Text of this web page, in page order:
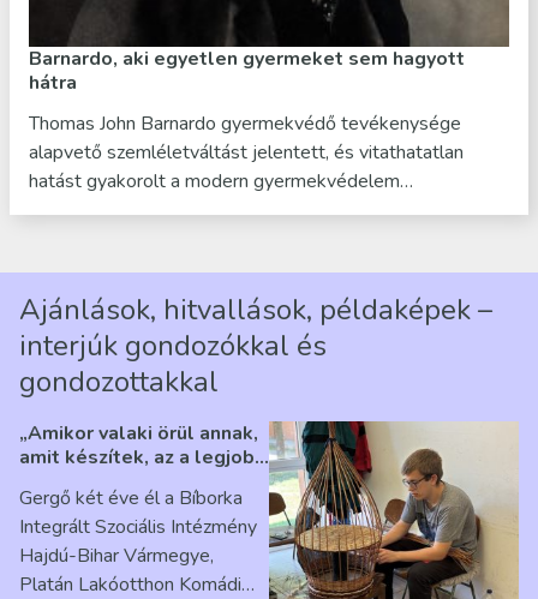
Barnardo, aki egyetlen gyermeket sem hagyott
hátra
Thomas John Barnardo gyermekvédő tevékenysége
alapvető szemléletváltást jelentett, és vitathatatlan
hatást gyakorolt a modern gyermekvédelem…
Ajánlások, hitvallások, példaképek –
interjúk gondozókkal és
gondozottakkal
„Amikor valaki örül annak,
amit készítek, az a legjobb
Ribárszky Gergő ellátottal
Gergő két éve él a Bíborka
Integrált Szociális Intézmény
Hajdú-Bihar Vármegye,
Platán Lakóotthon Komádi